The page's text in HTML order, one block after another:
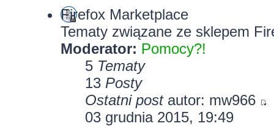
Firefox Marketplace
Tematy związane ze sklepem
Moderator: Pomocy?!
5 Tematy
13 Posty
Ostatni postautor: mw966
03 grudnia 2015, 19:49